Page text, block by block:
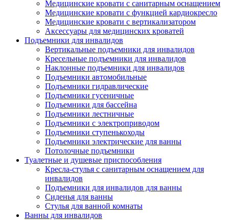
Медицинские кровати с санитарным оснащением
Медицинские кровати с функцией кардиокресло
Медицинские кровати с вертикализатором
Аксессуары для медицинских кроватей
Подъемники для инвалидов
Вертикальные подъемники для инвалидов
Кресельные подъемники для инвалидов
Наклонные подъемники для инвалидов
Подъемники автомобильные
Подъемники гидравлические
Подъемники гусеничные
Подъемники для бассейна
Подъемники лестничные
Подъемники с электроприводом
Подъемники ступенькоходы
Подъемники электрические для ванны
Потолочные подъемники
Туалетные и душевые приспособления
Кресла-стулья с санитарным оснащением для
инвалидов
Подъемники для инвалидов для ванны
Сиденья для ванны
Стулья для ванной комнаты
Ванны для инвалидов